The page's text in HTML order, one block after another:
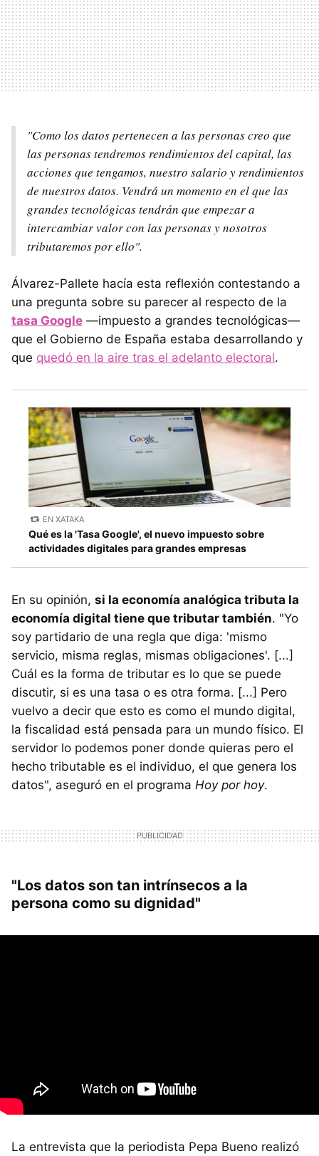
"Como los datos pertenecen a las personas creo que
las personas tendremos rendimientos del capital, las
acciones que tengamos, nuestro salario y rendimientos
de nuestros datos. Vendrá un momento en el que las
grandes tecnológicas tendrán que empezar a
intercambiar valor con las personas y nosotros
tributaremos por ello".
Álvarez-Pallete hacía esta reflexión contestando a
una pregunta sobre su parecer al respecto de la
tasa Google —impuesto a grandes tecnológicas—
que el Gobierno de España estaba desarrollando y
que quedó en la aire tras el adelanto electoral.
EN XATAKA
Qué es la 'Tasa Google', el nuevo impuesto sobre
actividades digitales para grandes empresas
En su opinión, si la economía analógica tributa la
economía digital tiene que tributar también. "Yo
soy partidario de una regla que diga: 'mismo
servicio, misma reglas, mismas obligaciones'. [...]
Cuál es la forma de tributar es lo que se puede
discutir, si es una tasa o es otra forma. [...] Pero
vuelvo a decir que esto es como el mundo digital,
la fiscalidad está pensada para un mundo físico. El
servidor lo podemos poner donde quieras pero el
hecho tributable es el individuo, el que genera los
datos", aseguró en el programa Hoy por hoy.
"Los datos son tan intrínsecos a la
persona como su dignidad"
La entrevista que la periodista Pepa Bueno realizó